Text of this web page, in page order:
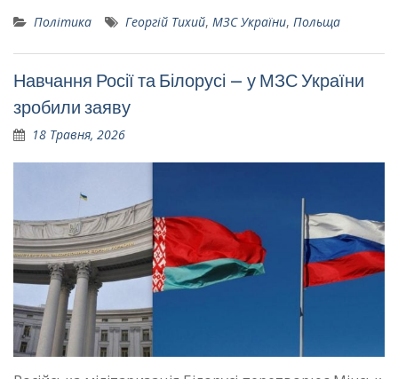
Політика Георгій Тихий, МЗС України, Польща
Навчання Росії та Білорусі – у МЗС України
зробили заяву
18 Травня, 2026